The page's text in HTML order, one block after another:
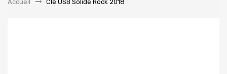
Accueil
&gt;Clé USB Solide Rock 2018